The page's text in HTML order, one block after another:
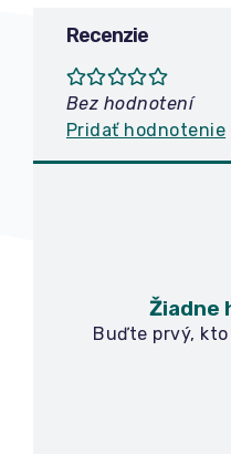
Recenzie
Bez hodnotení
Pridať hodnotenie
Žiadne
Buďte prvý,